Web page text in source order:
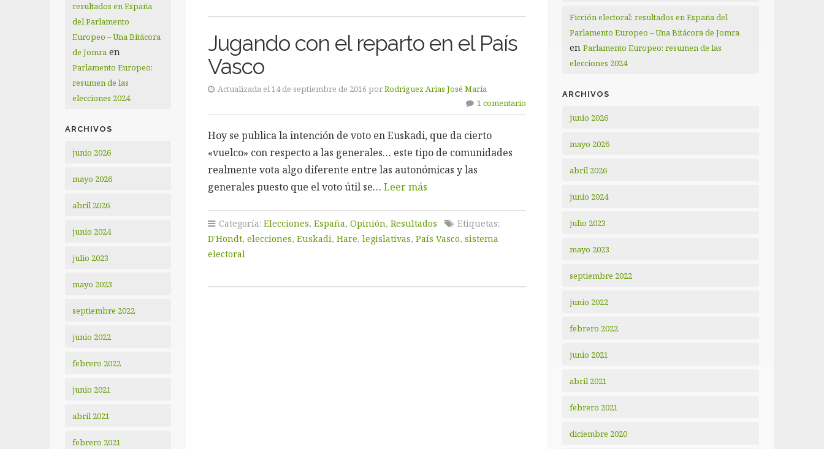
resultados en España
del Parlamento
Europeo – Una Bitácora
de Jomra en
Parlamento Europeo:
resumen de las
elecciones 2024
ARCHIVOS
junio 2026
mayo 2026
abril 2026
junio 2024
julio 2023
mayo 2023
septiembre 2022
junio 2022
febrero 2022
junio 2021
abril 2021
febrero 2021
Jugando con el reparto en el País
Vasco
Actualizada el 14 de septiembre de 2016 porRodríguez Arias José María
1 comentario
Hoy se publica la intención de voto en Euskadi, que da cierto
«vuelco» con respecto a las generales… este tipo de comunidades
realmente vota algo diferente entre las autonómicas y las
generales puesto que el voto útil se… Leer más
Categoría: Elecciones, España, Opinión, Resultados
Etiquetas:
D'Hondt, elecciones, Euskadi, Hare, legislativas, País Vasco, sistema
electoral
Ficción electoral: resultados en España del
Parlamento Europeo – Una Bitácora de Jomra
enParlamento Europeo: resumen de las
elecciones 2024
ARCHIVOS
junio 2026
mayo 2026
abril 2026
junio 2024
julio 2023
mayo 2023
septiembre 2022
junio 2022
febrero 2022
junio 2021
abril 2021
febrero 2021
diciembre 2020